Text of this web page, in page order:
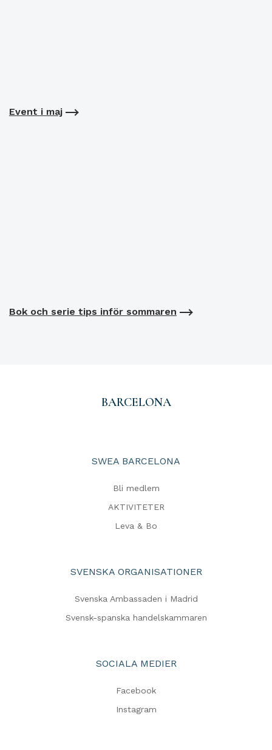
Event i maj
Bok och serie tips inför sommaren
BARCELONA
SWEA BARCELONA
Bli medlem
AKTIVITETER
Leva & Bo
SVENSKA ORGANISATIONER
Svenska Ambassaden i Madrid
Svensk-spanska handelskammaren
SOCIALA MEDIER
Facebook
Instagram